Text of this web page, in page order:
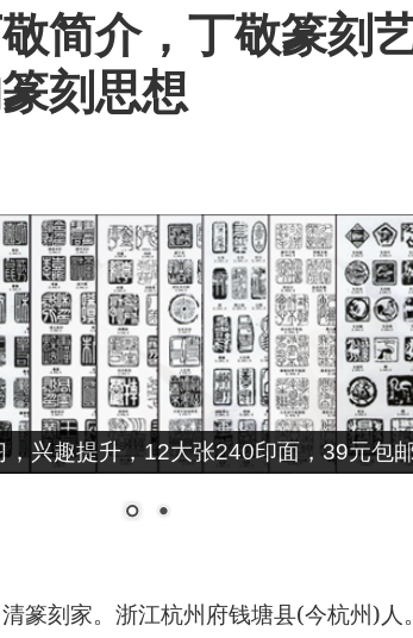
简介，丁敬篆刻
刻思想
兴趣提升，12大张240印面，39元包邮
篆刻家。浙江杭州府钱塘县(今杭州)人